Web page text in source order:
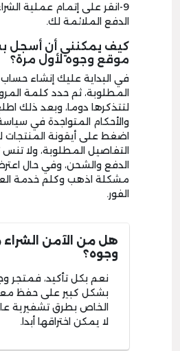
9-انقر على إتمام عملية
الدفع الملائمة لك.
كيف يمكنني أن أسجل
موقع وجوه لأول مرة؟
في البداية عليك إنشاء حساب
المطلوبة، ثم حدد كلمة
لتتذكرها دوما، وبعد ذلك
والأحكام المتواجدة في
اضغط على أيقونة المنتجات
التفاصيل المطلوبة، ولا
الدفع والشحن، وفي حال
مشكلة اذهب وكلم خدمة
الفور.
هل من الآمن
وجوه؟
نعم بكل تأكيد، فمتجر
بشكل كبير على حفظ
الخاص بطرق تشفيرية
لا يمكن اختراقها أبدا.